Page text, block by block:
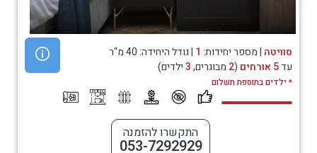
סוויטה | מספר יחידות: 1 | גודל היחידה: 40 מ"ר
עד5 אורחים (
2 מבוגרים,3ילדים)
* ילדים בתוספת תשלום
התקשרו להזמנה
053-7292929